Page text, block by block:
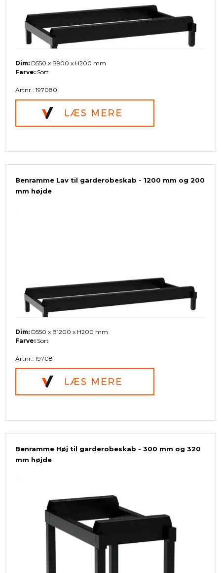
Dim: D550 x B900 x H200 mm
Farve: Sort
Artnr.: 197080
Benramme Lav til garderobeskab - 1200 mm og 200
mm højde
Dim: D550 x B1200 x H200 mm
Farve: Sort
Artnr.: 197081
Benramme Høj til garderobeskab - 300 mm og 320
mm højde